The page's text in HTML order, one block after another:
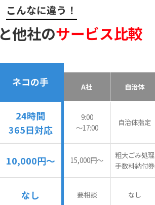
こんなに違う！
と他社のサービス比較
ネコの手 A社 自治体
24時間
365日対応
9:00
〜17:00
自治体指定
10,000円～ 15,000円〜
粗大ごみ処理
手数料納付券
なし 要相談 なし